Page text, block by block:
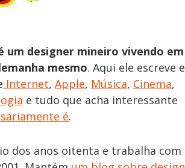
um designer mineiro vivendo em
mesmo. Aqui ele escreve e
Internet, Apple, Música, Cinema,
e tudo que acha interessante
é.
dos anos oitenta e trabalha com